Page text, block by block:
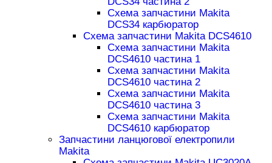
Схема запчастини Makita
DCS34 карбюратор
Схема запчастини Makita DCS4610
Схема запчастини Makita
DCS4610 частина 1
Схема запчастини Makita
DCS4610 частина 2
Схема запчастини Makita
DCS4610 частина 3
Схема запчастини Makita
DCS4610 карбюратор
Запчастини ланцюгової електропили
Makita